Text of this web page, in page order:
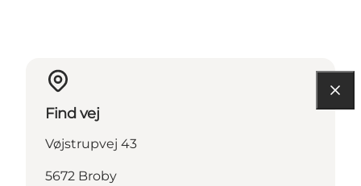
Find vej
Vøjstrupvej 43
5672 Broby